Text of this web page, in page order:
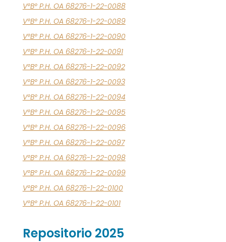
V°B° P.H. OA 68276-1-22-0088
V°B° P.H. OA 68276-1-22-0089
V°B° P.H. OA 68276-1-22-0090
V°B° P.H. OA 68276-1-22-0091
V°B° P.H. OA 68276-1-22-0092
V°B° P.H. OA 68276-1-22-0093
V°B° P.H. OA 68276-1-22-0094
V°B° P.H. OA 68276-1-22-0095
V°B° P.H. OA 68276-1-22-0096
V°B° P.H. OA 68276-1-22-0097
V°B° P.H. OA 68276-1-22-0098
V°B° P.H. OA 68276-1-22-0099
V°B° P.H. OA 68276-1-22-0100
V°B° P.H. OA 68276-1-22-0101
Repositorio 2025